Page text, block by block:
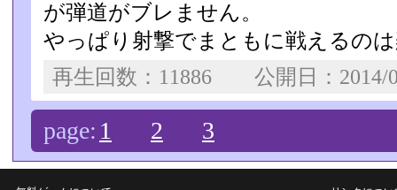
が弾道がブレません。
やっぱり射撃でまともに戦えるの
再生回数：11886 公開日：
page: 1 2 3